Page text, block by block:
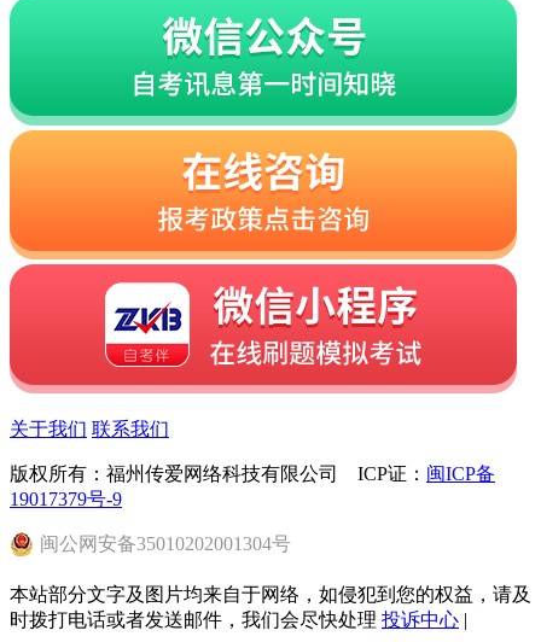
关于我们 联系我们
版权所有：福州传爱网络科技有限公司 ICP证： 闽ICP备
19017379号-9
闽公网安备35010202001304号
本站部分文字及图片均来自于网络，如侵犯到您的权益，请及
时拨打电话或者发送邮件，我们会尽快处理 投诉中心 |